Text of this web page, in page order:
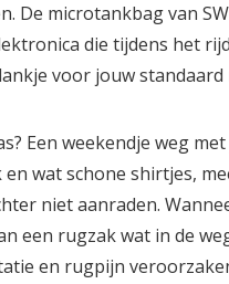
De microtankbag van
die tijdens het
voor jouw standaard
Een weekendje weg
wat schone shirtjes,
niet aanraden.
een rugzak wat in de
en rugpijn